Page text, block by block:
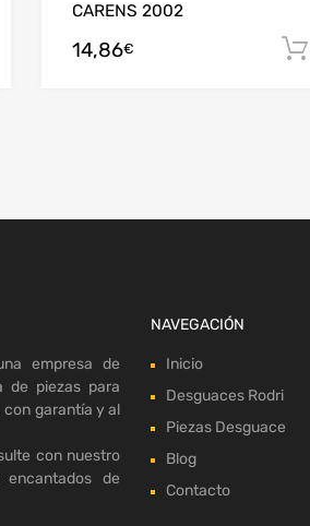
Añadir al carrito
CARENS 2002
14,86€
empresa de
de piezas para
garantía y al
con nuestro
de
NAVEGACIÓN
Inicio
Desguaces Rodri
Piezas Desguace
Blog
Contacto